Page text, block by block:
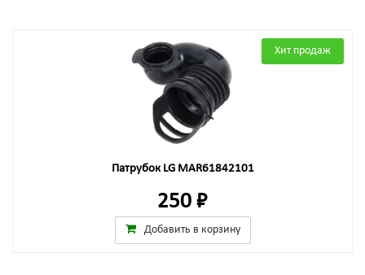
Хит продаж
Патрубок LG MAR61842101
250 ₽
Добавить в корзину